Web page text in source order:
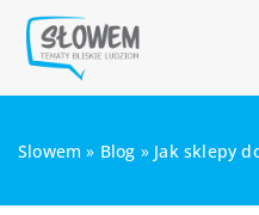
Slowem » Blog » Jak sklepy